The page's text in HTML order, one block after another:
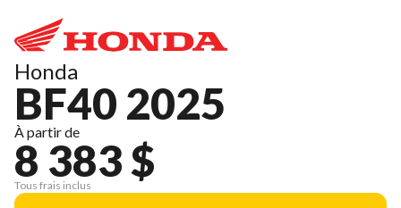
Honda
BF40 2025
À partir de
8 383 $
Tous frais inclus